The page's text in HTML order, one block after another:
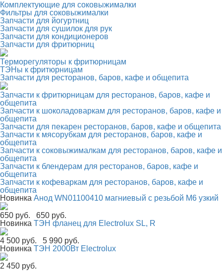
Комплектующие для соковыжималки
Фильтры для соковыжималки
Запчасти для йогуртниц
Запчасти для сушилок для рук
Запчасти для кондиционеров
Запчасти для фритюрниц
Терморегуляторы к фритюрницам
ТЭНы к фритюрницам
Запчасти для ресторанов, баров, кафе и общепита
Запчасти к фритюрницам для ресторанов, баров, кафе и
общепита
Запчасти к шоколадоваркам для ресторанов, баров, кафе и
общепита
Запчасти для пекарен ресторанов, баров, кафе и общепита
Запчасти к мясорубкам для ресторанов, баров, кафе и
общепита
Запчасти к соковыжималкам для ресторанов, баров, кафе и
общепита
Запчасти к блендерам для ресторанов, баров, кафе и
общепита
Запчасти к кофеваркам для ресторанов, баров, кафе и
общепита
Новинка Анод WN01100410 магниевый с резьбой М6 узкий
650 руб.
650 руб.
Новинка ТЭН фланец для Electrolux SL, R
4 500 руб.
5 990 руб.
Новинка ТЭН 2000Вт Electrolux
2 450 руб.